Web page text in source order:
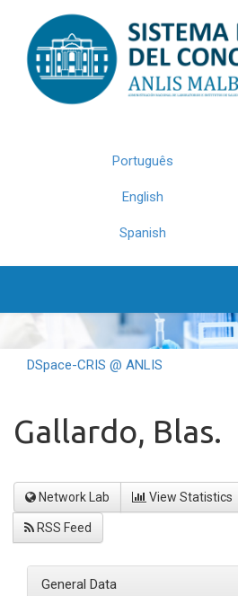
navigation
Português
English
Spanish
DSpace-CRIS @ ANLIS
Gallardo, Blas.
Network Lab View Statistics
RSS Feed
General Data